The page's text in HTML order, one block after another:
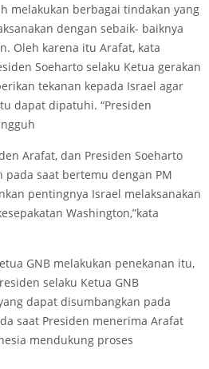
melakukan berbagai tindakan yang
dengan sebaik- baiknya
Oleh karena itu Arafat, kata
Soeharto selaku Ketua gerakan
tekanan kepada Israel agar
dapat dipatuhi. “Presiden
Arafat, dan Presiden Soeharto
pada saat bertemu dengan PM
pentingnya Israel melaksanakan
Washington,”kata
GNB melakukan penekanan itu,
selaku Ketua GNB
dapat disumbangkan pada
saat Presiden menerima Arafat
mendukung proses